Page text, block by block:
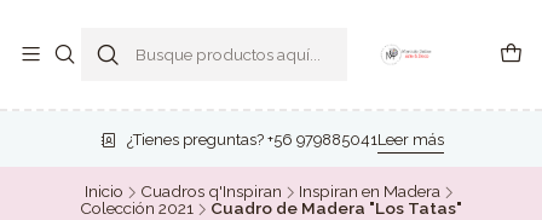
¿Tienes preguntas? +56 979885041Leer más
Inicio Cuadros q'Inspiran
Inspiran en Madera
Colección 2021
Cuadro de Madera "Los Tatas"